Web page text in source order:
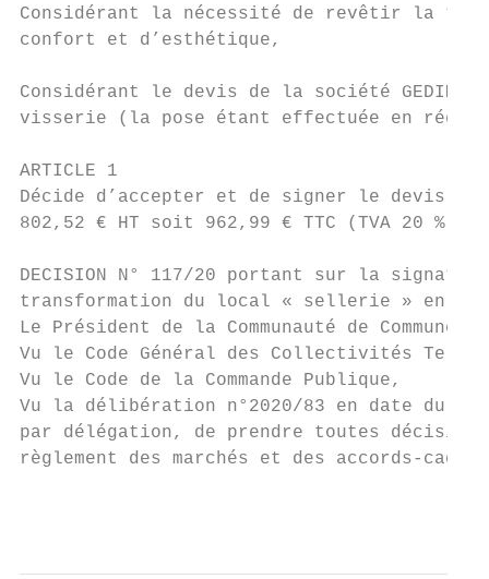
Considérant la nécessité de revêtir la
confort et d’esthétique,
Considérant le devis de la société
visserie (la pose étant effectuée en régie
ARTICLE 1
Décide d’accepter et de signer le devis n°
802,52 € HT soit 962,99 € TTC (TVA 20 %).
DECISION N° 117/20 portant sur la
transformation du local « sellerie » en
Le Président de la Communauté de Communes
Vu le Code Général des Collectivités
Vu le Code de la Commande Publique,
Vu la délibération n°2020/83 en date du
par délégation, de prendre toutes
règlement des marchés et des accords-